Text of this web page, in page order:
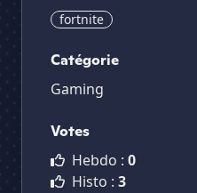
fortnite
Catégorie
Gaming
Votes
Hebdo : 0
Histo : 3